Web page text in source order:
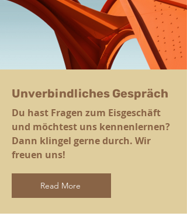
Unverbindliches Gespräch
Du hast Fragen zum Eisgeschäft
und möchtest uns kennenlernen?
Dann klingel gerne durch. Wir
freuen uns!
Read More